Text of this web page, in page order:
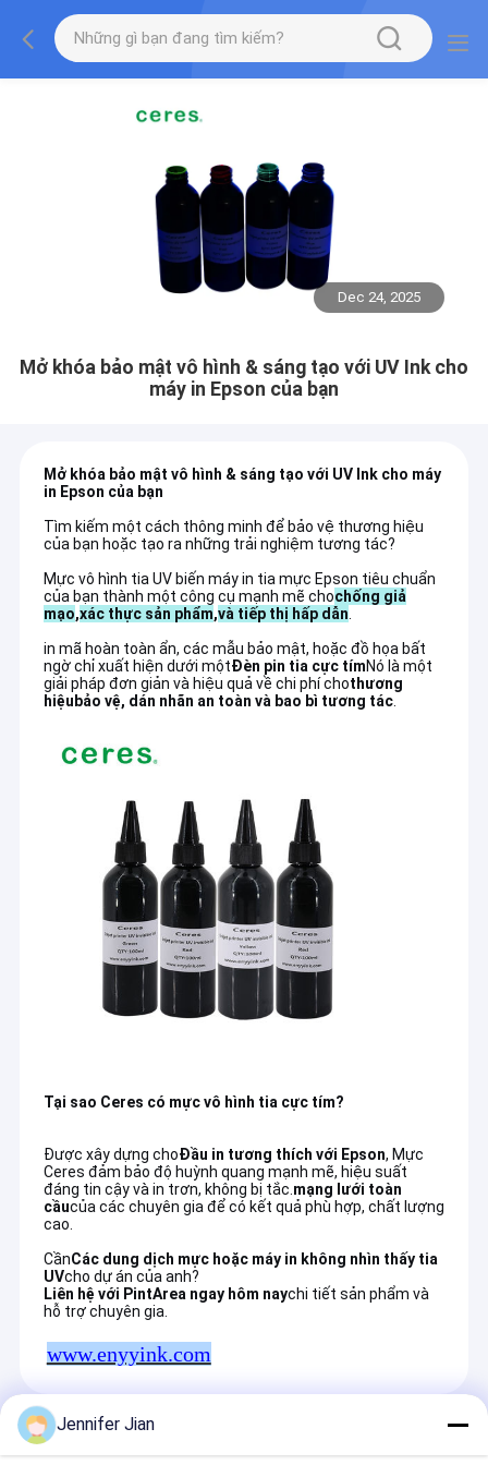
Dec 24, 2025
Mở khóa bảo mật vô hình & sáng tạo với UV Ink cho
máy in Epson của bạn
Mở khóa bảo mật vô hình & sáng tạo với UV Ink cho máy
in Epson của bạn
Tìm kiếm một cách thông minh để bảo vệ thương hiệu
của bạn hoặc tạo ra những trải nghiệm tương tác?
Mực vô hình tia UV biến máy in tia mực Epson tiêu chuẩn
của bạn thành một công cụ mạnh mẽ chochống giả
mạo,xác thực sản phẩm,và tiếp thị hấp dẫn.
in mã hoàn toàn ẩn, các mẫu bảo mật, hoặc đồ họa bất
ngờ chỉ xuất hiện dưới mộtĐèn pin tia cực tímNó là một
giải pháp đơn giản và hiệu quả về chi phí chothương
hiệubảo vệ, dán nhãn an toàn và bao bì tương tác.
Tại sao Ceres có mực vô hình tia cực tím?
Được xây dựng choĐầu in tương thích với Epson, Mực
Ceres đảm bảo độ huỳnh quang mạnh mẽ, hiệu suất
đáng tin cậy và in trơn, không bị tắc.mạng lưới toàn
cầucủa các chuyên gia để có kết quả phù hợp, chất lượng
cao.
CầnCác dung dịch mực hoặc máy in không nhìn thấy tia
UVcho dự án của anh?
Liên hệ với PintArea ngay hôm naychi tiết sản phẩm và
hỗ trợ chuyên gia.
www.enyyink.com
Các Sản Phẩm Được Khuyến Cáo
Jennifer Jian